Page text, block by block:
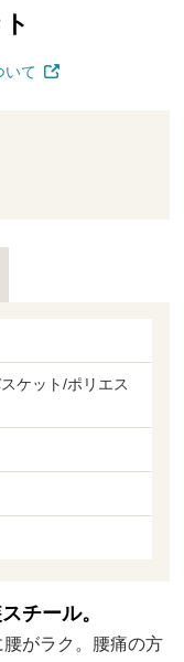
いて
ケット/ポリエス
チール。
がラク。腰痛の方